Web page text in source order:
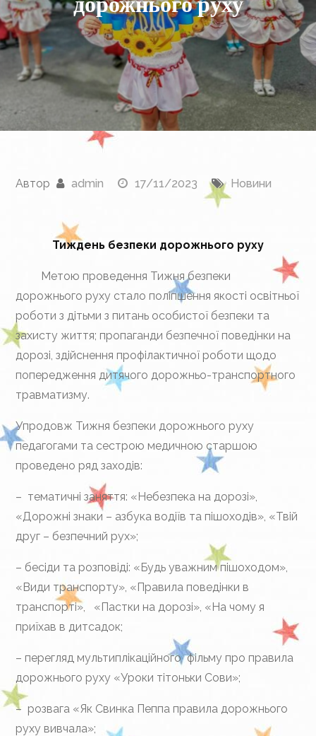
Автор admin 17/11/2023 Новини
Тиждень безпеки дорожнього руху
Метою проведення Тижня безпеки
дорожнього руху стало поліпшення якості освітньої
роботи з дітьми з питань особистої безпеки та
захисту життя; пропаганди безпечної поведінки на
дорозі, здійснення профілактичної роботи щодо
попередження дитячого дорожньо-транспортного
травматизму.
Упродовж Тижня безпеки дорожнього руху
педагогами та сестрою медичною старшою
проведено ряд заходів:
– тематичні заняття: «Небезпека на дорозі»,
«Дорожні знаки – азбука водіїв та пішоходів», «Твій
друг – безпечний рух»;
– бесіди та розповіді: «Будь уважним пішоходом»,
«Види транспорту», «Правила поведінки в
транспорті», «Пастки на дорозі», «На чому я
приїхав в дитсадок;
– перегляд мультиплікаційного фільму про правила
дорожнього руху «Уроки тітоньки Сови»;
– розвага «Як Свинка Пеппа правила дорожнього
руху вивчала»;